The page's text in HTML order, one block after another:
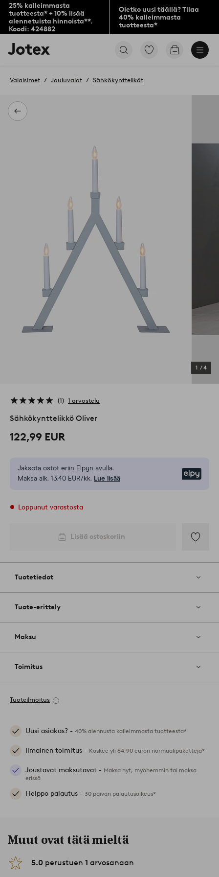
25% kalleimmasta
tuotteesta* + 10% lisää
alennetuista hinnoista**.
Koodi: 424882
Oletko uusi täällä? Tilaa
40% kalleimmasta
tuotteesta*
Jotex-
logo
aloitussivulle
Siirry
Siirry
Takaisin
Valaisimet Jouluvalot Sähkökyntteliköt
1 /4
1 1 arvostelu
Sähkökynttelikkö Oliver
122,99 EUR
Jaksota ostot eriin Elpyn avulla.
Maksa alk. 13,40 EUR/kk. Lue lisää
Loppunut varastosta
Lisää ostoskoriin
Tuotetiedot
Tuote-erittely
Maksu
Toimitus
Tuoteilmoitus
Uusi asiakas? - 40% alennusta kalleimmasta tuotteesta*
Ilmainen toimitus - Koskee yli 64,90 euron normaalipaketteja*
Joustavat maksutavat - Maksa nyt, myöhemmin tai maksa
erissä
Helppo palautus - 30 päivän palautusoikeus*
Muut ovat tätä mieltä
5.0 perustuen 1 arvosanaan